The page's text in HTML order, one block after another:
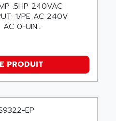
.5HP 240VAC
1/PE AC 240V
0-UIN...
PRODUIT